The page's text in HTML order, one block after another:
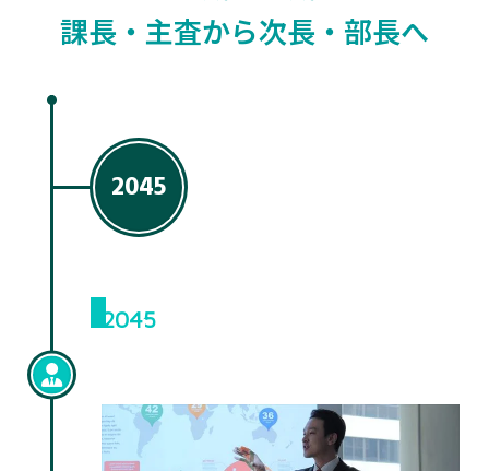
課長・主査から次長・部長へ
2045
2045